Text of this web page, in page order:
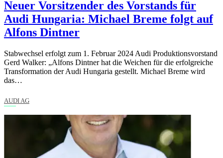
Neuer Vorsitzender des Vorstands für
Audi Hungaria: Michael Breme folgt auf
Alfons Dintner
Stabwechsel erfolgt zum 1. Februar 2024 Audi Produktionsvorstand
Gerd Walker: „Alfons Dintner hat die Weichen für die erfolgreiche
Transformation der Audi Hungaria gestellt. Michael Breme wird
das…
AUDI AG